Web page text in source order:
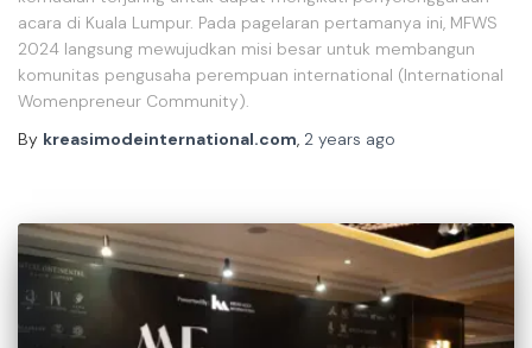
acara di Kuala Lumpur. Pada pagelaran pertamanya ini, MFWS
2024 langsung mewujudkan misi besar untuk membangun
komunitas pengusaha perempuan international (International
Womenpreneur Community).
By kreasimodeinternational.com, 2 years ago